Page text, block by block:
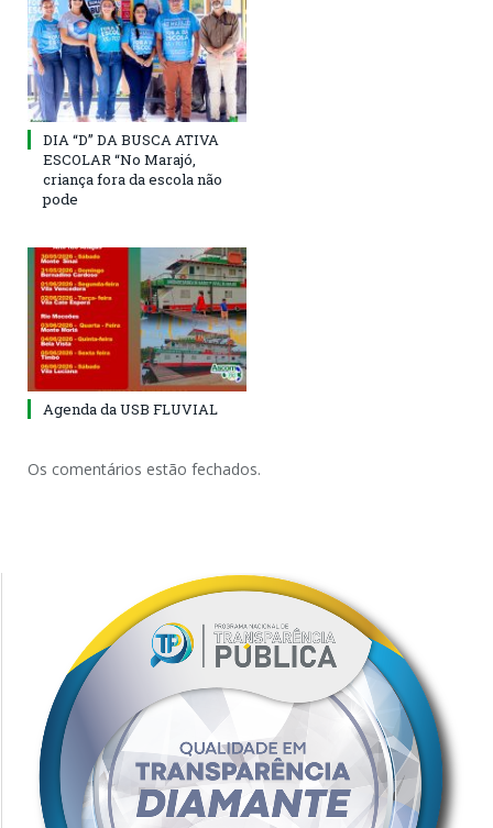
DIA “D” DA BUSCA ATIVA
ESCOLAR “No Marajó,
criança fora da escola não
pode
Agenda da USB FLUVIAL
Os comentários estão fechados.